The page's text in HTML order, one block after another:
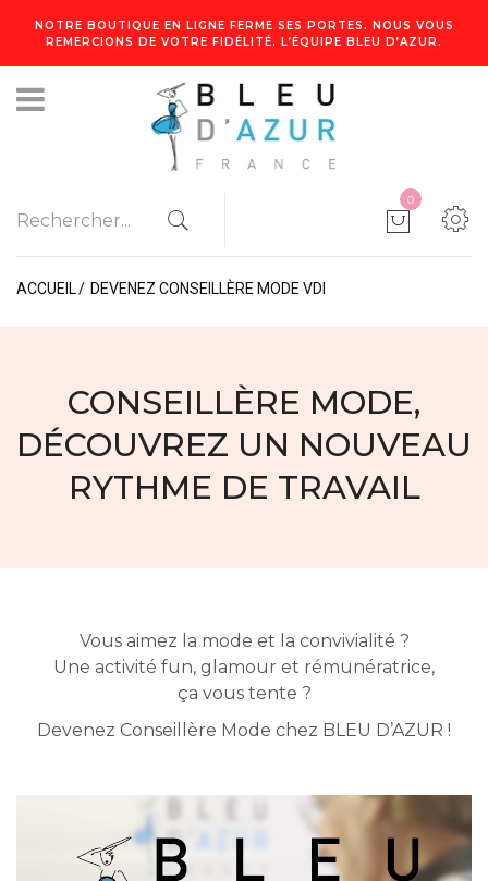
NOTRE BOUTIQUE EN LIGNE FERME SES PORTES. NOUS VOUS
REMERCIONS DE VOTRE FIDÉLITÉ. L’ÉQUIPE BLEU D’AZUR.
0
ACCUEIL DEVENEZ CONSEILLÈRE MODE VDI
CONSEILLÈRE MODE,
DÉCOUVREZ UN NOUVEAU
RYTHME DE TRAVAIL
Vous aimez la mode et la convivialité ?
Une activité fun, glamour et rémunératrice,
ça vous tente ?
Devenez Conseillère Mode chez BLEU D’AZUR !